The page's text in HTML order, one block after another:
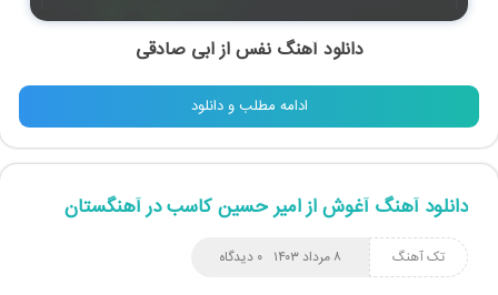
دانلود آهنگ نفس از ابی صادقی
ادامه مطلب و دانلود
دانلود آهنگ آغوش از امیر حسین کاسب در آهنگستان
تک آهنگ ۰ دیدگاه ۸ مرداد ۱۴۰۳